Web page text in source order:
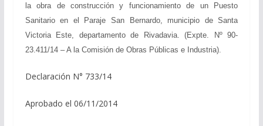
la obra de construcción y funcionamiento de un Puesto
Sanitario en el Paraje San Bernardo, municipio de Santa
Victoria Este, departamento de Rivadavia. (Expte. Nº 90-
23.411/14 – A la Comisión de Obras Públicas e Industria).
Declaración N° 733/14
Aprobado el 06/11/2014